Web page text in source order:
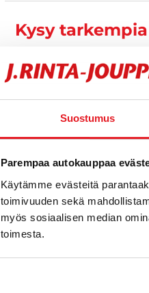
Suostumus
Parempaa autokauppaa
Käytämme evästeitä
toimivuuden sekä
myös sosiaalisen median
toimesta.
Kysy
Varustelu